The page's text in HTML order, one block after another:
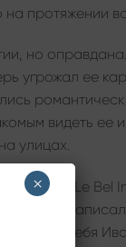
протяжении
но
угрожал ее
видеть ее
улицах.
Кокто «Le Bel
Она
для себя
×